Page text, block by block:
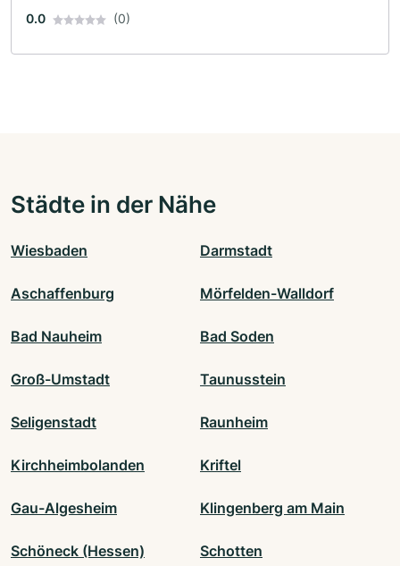
0.0 (0)
Städte in der Nähe
Wiesbaden Darmstadt
Aschaffenburg Mörfelden-Walldorf
Bad Nauheim Bad Soden
Groß-Umstadt Taunusstein
Seligenstadt Raunheim
Kirchheimbolanden Kriftel
Gau-Algesheim Klingenberg am Main
Schöneck (Hessen) Schotten